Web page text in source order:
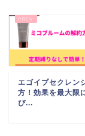
エゴイプセクレン
方！効果を最大限
ぴ...